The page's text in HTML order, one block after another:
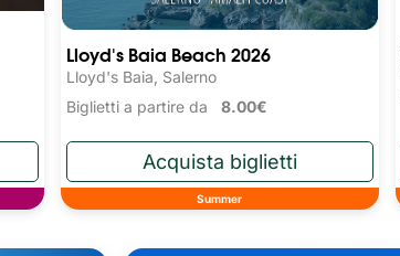
Lloyd's Baia Beach 2026
Lloyd's Baia, Salerno
Biglietti a partire da 8.00€
Summer